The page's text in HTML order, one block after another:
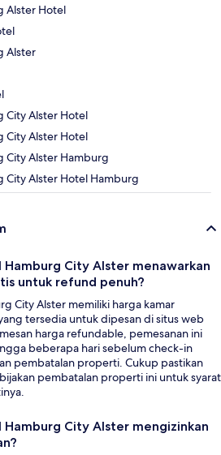
Alster Hotel
Alster
City Alster Hotel
City Alster Hotel
City Alster Hamburg
City Alster Hotel Hamburg
City Alster menawarkan
untuk refund penuh?
City Alster memiliki harga kamar
tersedia untuk dipesan di situs web
harga refundable, pemesanan ini
beberapa hari sebelum check-in
pembatalan properti. Cukup pastikan
pembatalan properti ini untuk syarat
City Alster mengizinkan